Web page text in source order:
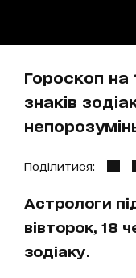
Гороскоп на
знаків
Поділитися:
Астрологи
вівторок, 18
зодіаку.